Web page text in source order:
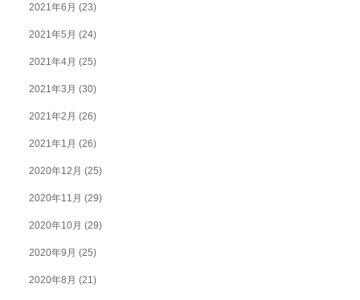
2021年6月 (23)
2021年5月 (24)
2021年4月 (25)
2021年3月 (30)
2021年2月 (26)
2021年1月 (26)
2020年12月 (25)
2020年11月 (29)
2020年10月 (29)
2020年9月 (25)
2020年8月 (21)